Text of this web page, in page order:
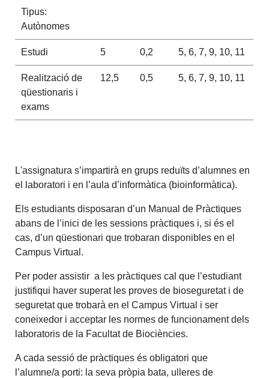
Tipus:
Autònomes
Estudi 5 0,2 5, 6, 7, 9, 10, 11
Realització de
qüestionaris i
exams
12,5 0,5 5, 6, 7, 9, 10, 11
L'assignatura s’impartirà en grups reduïts d’alumnes en
el laboratori i en l’aula d’informàtica (bioinformàtica).
Els estudiants disposaran d’un Manual de Pràctiques
abans de l’inici de les sessions pràctiques i, si és el
cas, d’un qüestionari que trobaran disponibles en el
Campus Virtual.
Per poder assistir a les pràctiques cal que l’estudiant
justifiqui haver superat les proves de bioseguretat i de
seguretat que trobarà en el Campus Virtual i ser
coneixedor i acceptar les normes de funcionament dels
laboratoris de la Facultat de Biociències.
A cada sessió de pràctiques és obligatori que
l’alumne/a porti: la seva pròpia bata, ulleres de